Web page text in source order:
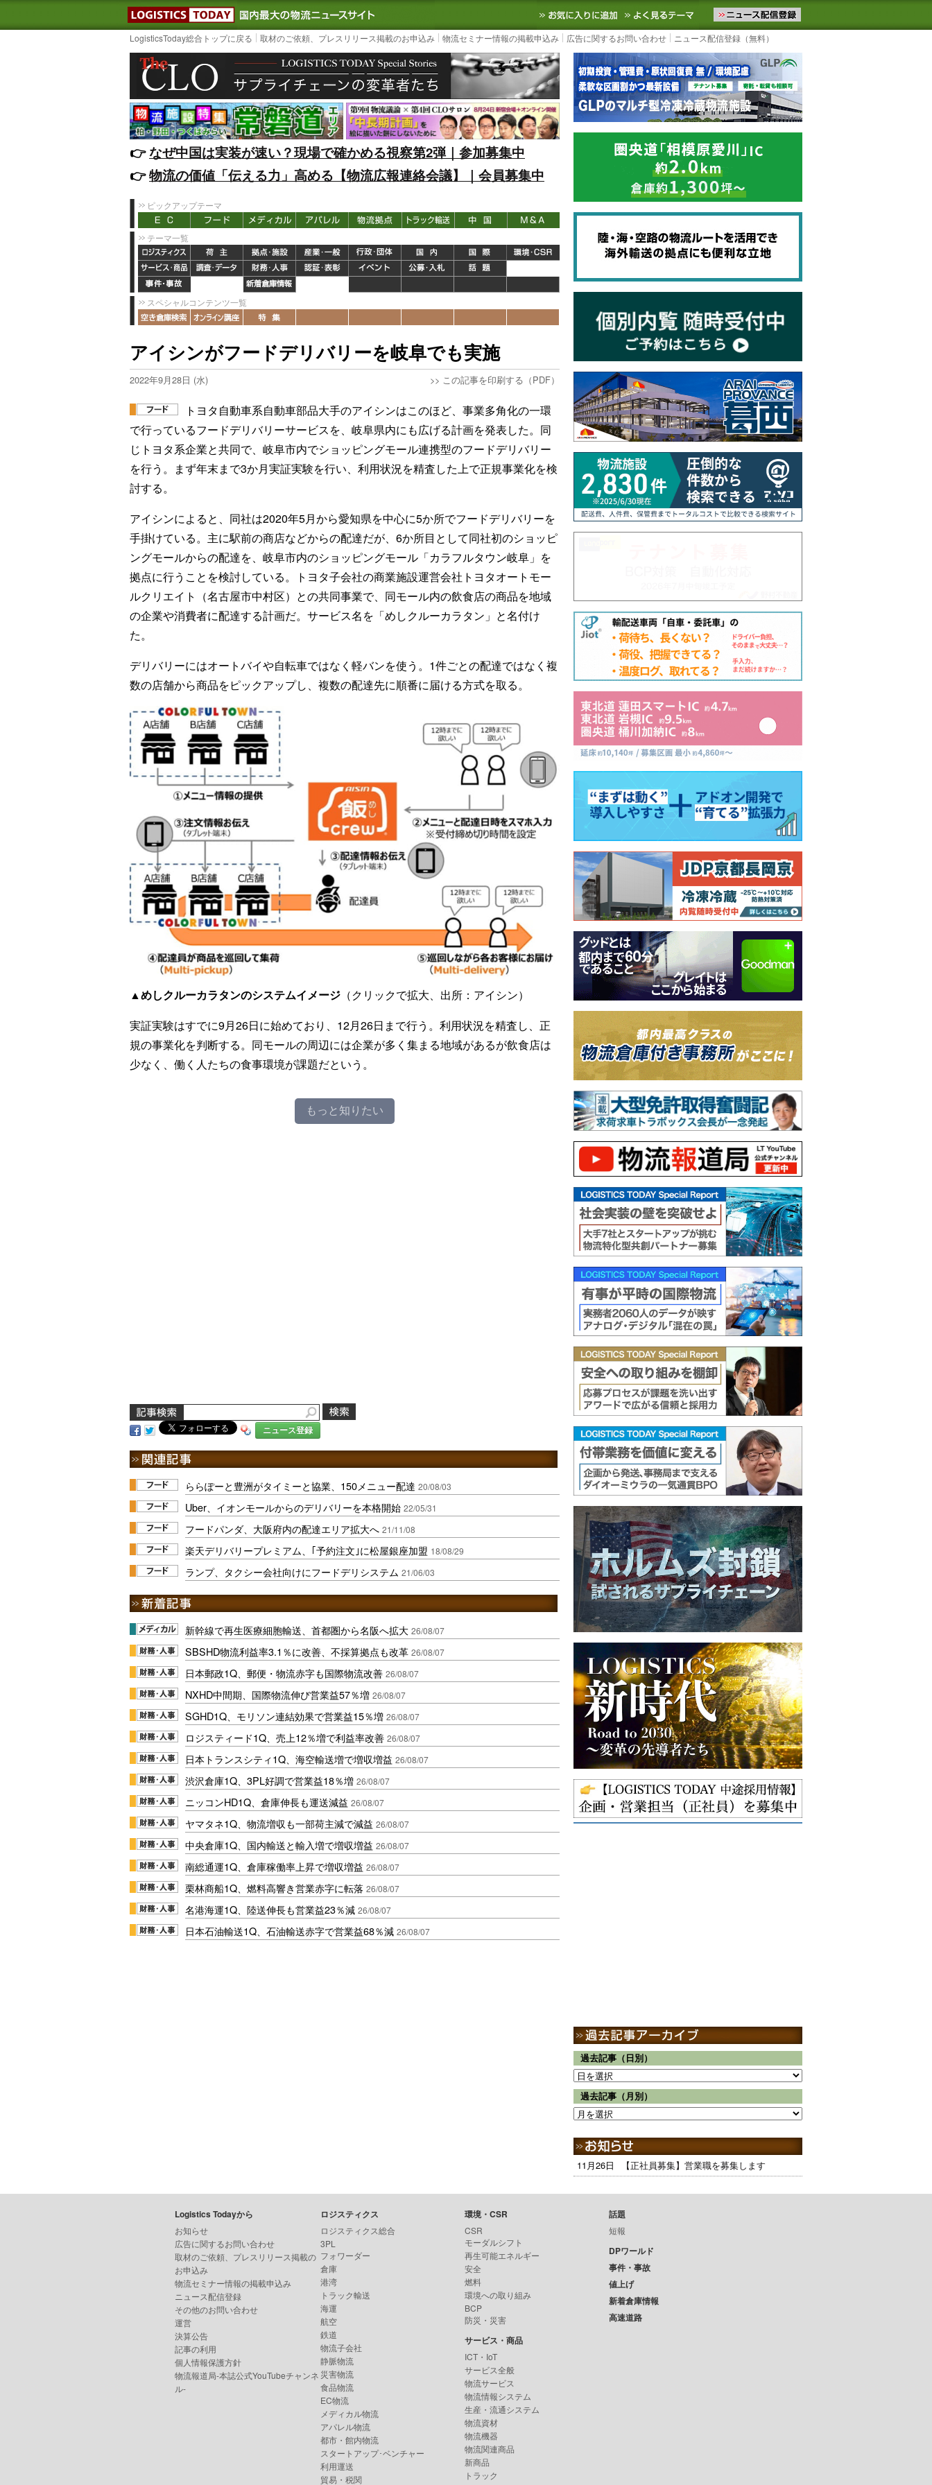
LOGISTICS TODAY｜国内最大の物流ニュースサイト3PL, SCMなど国内外の最新の物流ニュースをお届けします。物流ニュースメール配信を登録す
お気に入りに追加 よく見るテーマ
LogisticsToday総合トップに戻る 取材のご依頼、プレスリリース掲載のお申込み 物流セミナー情報の掲載申込み 広告に関するお問い合わせ ニュース配信登録（無料）
👉️なぜ中国は実装が速い？現場で確かめる視察第2弾｜参加募集中
👉️物流の価値「伝える力」高める【物流広報連絡会議】｜会員募集中
ピックアップテーマ
テーマ一覧
スペシャルコンテンツ一覧
アイシンがフードデリバリーを岐阜でも実施
2022年9月28日 (水) >> この記事を印刷する（PDF）
トヨタ自動車系自動車部品大手のアイシンはこのほど、事業多角化の一環
で行っているフードデリバリーサービスを、岐阜県内にも広げる計画を発表した。同
じトヨタ系企業と共同で、岐阜市内でショッピングモール連携型のフードデリバリー
を行う。まず年末まで3か月実証実験を行い、利用状況を精査した上で正規事業化を検
討する。
アイシンによると、同社は2020年5月から愛知県を中心に5か所でフードデリバリーを
手掛けている。主に駅前の商店などからの配達だが、6か所目として同社初のショッピ
ングモールからの配達を、岐阜市内のショッピングモール「カラフルタウン岐阜」を
拠点に行うことを検討している。トヨタ子会社の商業施設運営会社トヨタオートモー
ルクリエイト（名古屋市中村区）との共同事業で、同モール内の飲食店の商品を地域
の企業や消費者に配達する計画だ。サービス名を「めしクルーカラタン」と名付け
た。
デリバリーにはオートバイや自転車ではなく軽バンを使う。1件ごとの配達ではなく複
数の店舗から商品をピックアップし、複数の配達先に順番に届ける方式を取る。
▲めしクルーカラタンのシステムイメージ （クリックで拡大、出所：アイシン）
実証実験はすでに9月26日に始めており、12月26日まで行う。利用状況を精査し、正
規の事業化を判断する。同モールの周辺には企業が多く集まる地域があるが飲食店は
少なく、働く人たちの食事環境が課題だという。
もっと知りたい
ニュース登録
ららぽーと豊洲がタイミーと協業、150メニュー配達 20/08/03
Uber、イオンモールからのデリバリーを本格開始 22/05/31
フードパンダ、大阪府内の配達エリア拡大へ 21/11/08
楽天デリバリープレミアム、｢予約注文｣に松屋銀座加盟 18/08/29
ランプ、タクシー会社向けにフードデリシステム 21/06/03
新幹線で再生医療細胞輸送、首都圏から名阪へ拡大 26/08/07
SBSHD物流利益率3.1％に改善、不採算拠点も改革 26/08/07
日本郵政1Q、郵便・物流赤字も国際物流改善 26/08/07
NXHD中間期、国際物流伸び営業益57％増 26/08/07
SGHD1Q、モリソン連結効果で営業益15％増 26/08/07
ロジスティード1Q、売上12％増で利益率改善 26/08/07
日本トランスシティ1Q、海空輸送増で増収増益 26/08/07
渋沢倉庫1Q、3PL好調で営業益18％増 26/08/07
ニッコンHD1Q、倉庫伸長も運送減益 26/08/07
ヤマタネ1Q、物流増収も一部荷主減で減益 26/08/07
中央倉庫1Q、国内輸送と輸入増で増収増益 26/08/07
南総通運1Q、倉庫稼働率上昇で増収増益 26/08/07
栗林商船1Q、燃料高響き営業赤字に転落 26/08/07
名港海運1Q、陸送伸長も営業益23％減 26/08/07
日本石油輸送1Q、石油輸送赤字で営業益68％減 26/08/07
過去記事（日別）
過去記事（月別）
11月26日 【正社員募集】営業職を募集します
Logistics Todayから
お知らせ
広告に関するお問い合わせ
取材のご依頼、プレスリリース掲載の
お申込み
物流セミナー情報の掲載申込み
ニュース配信登録
その他のお問い合わせ
運営
決算公告
記事の利用
個人情報保護方針
物流報道局-本誌公式YouTubeチャンネ
ル-
ロジスティクス
ロジスティクス総合
3PL
フォワーダー
倉庫
港湾
トラック輸送
海運
航空
鉄道
物流子会社
静脈物流
災害物流
食品物流
EC物流
メディカル物流
アパレル物流
都市・館内物流
スタートアップ･ベンチャー
利用運送
貿易・税関
環境・CSR
CSR
モーダルシフト
再生可能エネルギー
安全
燃料
環境への取り組み
BCP
防災・災害
サービス・商品
ICT・IoT
サービス全般
物流サービス
物流情報システム
生産・流通システム
物流資材
物流機器
物流関連商品
新商品
トラック
話題
短報
DPワールド
事件・事故
値上げ
新着倉庫情報
高速道路